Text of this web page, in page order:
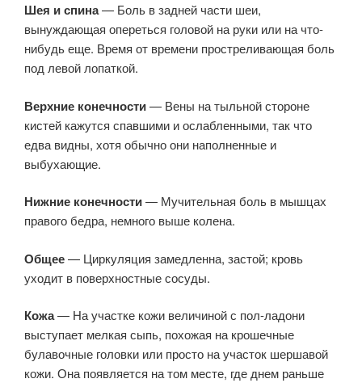
Шея и спина— Боль в задней части шеи,
вынуждающая опереться головой на руки или на что-
нибудь еще. Время от времени простреливающая боль
под левой лопаткой.
Верхние конечности— Вены на тыльной стороне
кистей кажутся спавшими и ослабленными, так что
едва видны, хотя обычно они наполненные и
выбухающие.
Нижние конечности— Мучительная боль в мышцах
правого бедра, немного выше колена.
Общее— Циркуляция замедленна, застой; кровь
уходит в поверхностные сосуды.
Кожа— На участке кожи величиной с пол-ладони
выступает мелкая сыпь, похожая на крошечные
булавочные головки или просто на участок шершавой
кожи. Она появляется на том месте, где днем раньше